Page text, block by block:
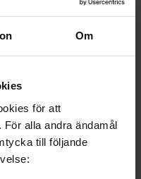
Om
för att
alla andra ändamål
till följande